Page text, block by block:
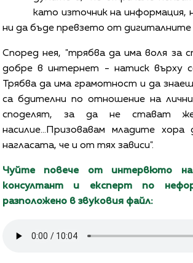
като източник на
ни да бъде превзето от дигиталните
Според нея, "трябва да има воля за
добре в интернет - натиск върху
Трябва да има грамотност и да
са бдителни по отношение на
споделят, за да не стават
насилие...Призовавам младите
нагласата, че и от тях зависи".
Чуйте повече от интервюто на
консултант и експерт по
разположено в звуковия файл: